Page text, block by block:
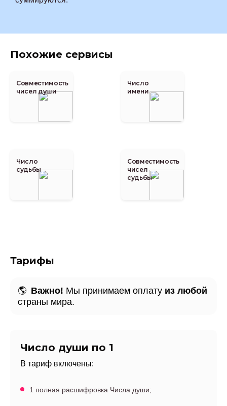
Похожие сервисы
Совместимость
чисел души
Число
имени
Число
судьбы
Совместимость
чисел
судьбы
Тарифы
🌎 Важно! Мы принимаем оплату из любой
страны мира.
Число души по 1
В тариф включены:
1 полная расшифровка Числа души;